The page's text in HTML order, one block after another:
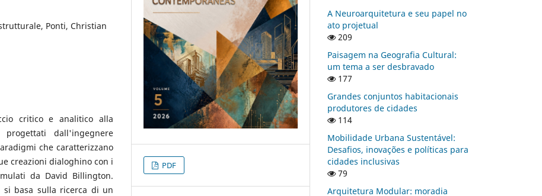
Ponti, Christian
critico e analitico alla
dall'ingegnere
che caratterizzano
creazioni dialoghino con i
da David Billington.
si basa sulla ricerca di un
PDF
A Neuroarquitetura e seu papel no
ato projetual
209
Paisagem na Geografia Cultural:
um tema a ser desbravado
177
Grandes conjuntos habitacionais
produtores de cidades
114
Mobilidade Urbana Sustentável:
Desafios, inovações e políticas para
cidades inclusivas
79
Arquitetura Modular: moradia